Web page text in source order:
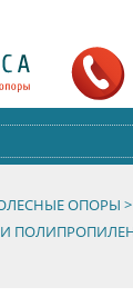
ОПОРЫ >